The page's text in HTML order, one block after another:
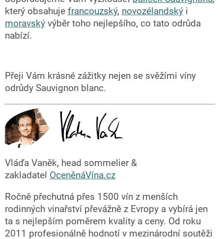
který obsahuje francouzský, novozélandský i
moravský výběr toho nejlepšího, co tato odrůda
nabízí.
Přeji Vám krásné zážitky nejen se svěžími víny
odrůdy Sauvignon blanc.
Vláďa Vaněk, head sommelier &
zakladatel OceněnáVína.cz
Ročně přechutná přes 1500 vín z menších
rodinných vinařství převážně z Evropy a vybírá jen
ta s nejlepším poměrem kvality a ceny. Od roku
2011 profesionálně hodnotí v mezinárodní soutěži